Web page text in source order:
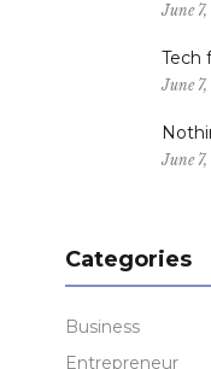
June
Tech
June
June
Categories
Business
Entrepreneur